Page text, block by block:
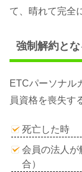
て、晴れて完全
強制解約と
ETCパーソナル
員資格を喪失す
死亡した時
会員の法人が
合）